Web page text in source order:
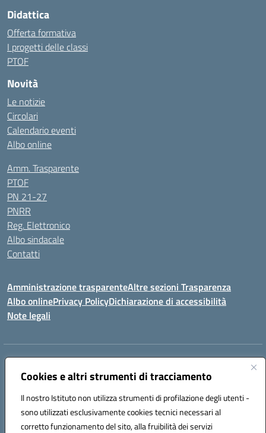
Cookies e altri strumenti di tracciamento
Il nostro Istituto non utilizza strumenti di profilazione degli utenti -
sono utilizzati esclusivamente cookies tecnici necessari al
corretto funzionamento del sito, alla fruibilità dei servizi
Didattica
Offerta formativa
I progetti delle classi
PTOF
Novità
Le notizie
Circolari
Calendario eventi
Albo online
Amm. Trasparente
PTOF
PN 21-27
PNRR
Reg. Elettronico
Albo sindacale
Contatti
Amministrazione trasparenteAltre sezioni Trasparenza
Albo onlinePrivacy PolicyDichiarazione di accessibilità
Note legali
Indirizzo:
Centralino:0923714186 Email:tpvc050004@istruzione.it
Codice fiscale: 91042910819
Codice meccanografico:
TPVC050004